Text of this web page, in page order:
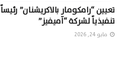
تعيين “رامكومار بالاكريشنان” رئيساً
تنفيذياً لشركة “آميفيز”
مايو 24, 2026